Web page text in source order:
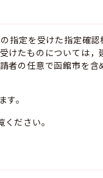
指定を受けた指定確
けたものについては，
者の任意で函館市を含
。
ください。